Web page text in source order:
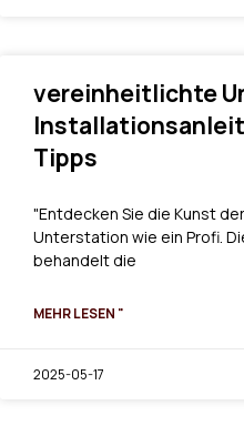
vereinheitlichte
Tipps
"Entdecken Sie die Kunst
Unterstation wie ein Profi.
behandelt die
MEHR LESEN "
2025-05-17